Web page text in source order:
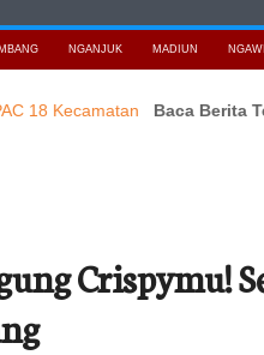
NGANJUK MADIUN NGAWI
Baca Berita Terbaru
Crispymu!